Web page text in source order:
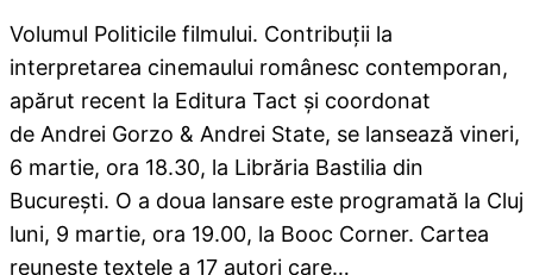
Volumul Politicile filmului. Contribuții la
interpretarea cinemaului românesc contemporan,
apărut recent la Editura Tact și coordonat
de Andrei Gorzo & Andrei State, se lansează vineri,
6 martie, ora 18.30, la Librăria Bastilia din
București. O a doua lansare este programată la Cluj
luni, 9 martie, ora 19.00, la Booc Corner. Cartea
reunește textele a 17 autori care…